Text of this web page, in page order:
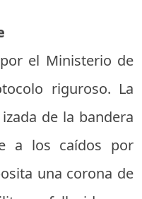
el Ministerio de
riguroso. La
de la bandera
a los caídos por
una corona de